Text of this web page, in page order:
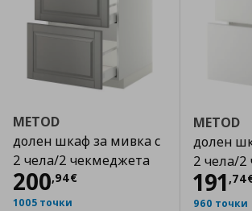
METOD
долен шкаф за мивка с
2 чела/2 чекмеджета
200,94€
Цена
1005 точки
METOD
долен
2 чела/
191 ,74
960 точки